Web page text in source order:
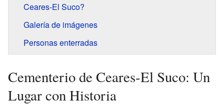
Ceares-El Suco?
Galería de imágenes
Personas enterradas
Cementerio de Ceares-El Suco: Un
Lugar con Historia